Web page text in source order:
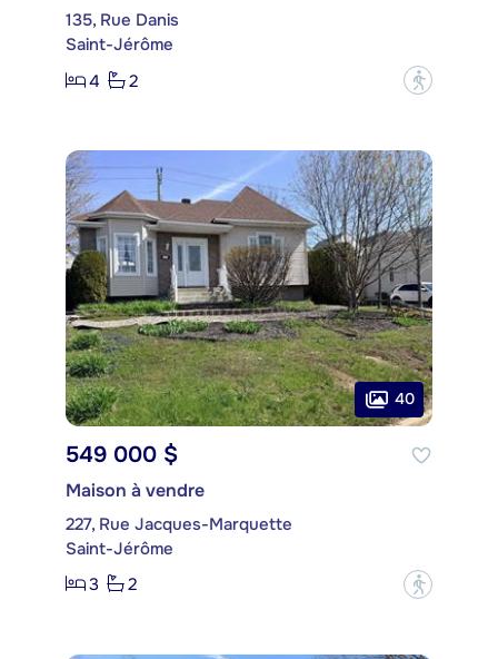
135, Rue Danis
Saint-Jérôme
4
2 ?
40
549 000 $
Maison à vendre
227, Rue Jacques-Marquette
Saint-Jérôme
3
2 ?